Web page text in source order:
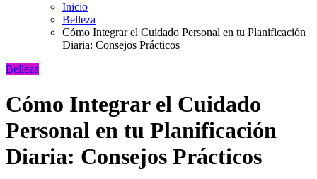
Inicio
Belleza
Cómo Integrar el Cuidado Personal en tu Planificación
Diaria: Consejos Prácticos
Belleza
Cómo Integrar el Cuidado
Personal en tu Planificación
Diaria: Consejos Prácticos